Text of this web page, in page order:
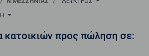
κατοικιών προς πώληση σε: